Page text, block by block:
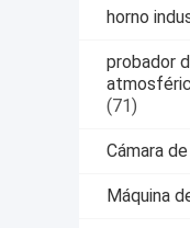
horno
probador
(71)
Cámara
Máquina